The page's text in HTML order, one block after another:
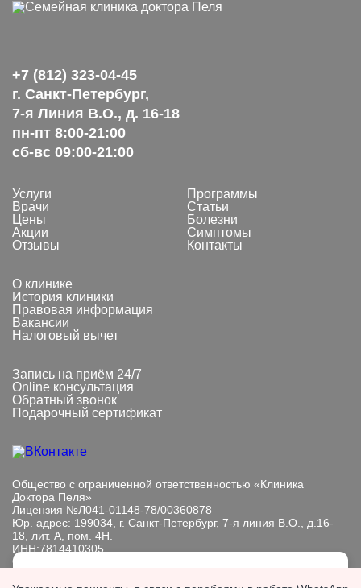
+7 (812) 323-04-45
г. Санкт-Петербург,
7-я Линия В.О., д. 16-18
пн-пт 8:00-21:00
сб-вс 09:00-21:00
Услуги
Врачи
Цены
Акции
Отзывы
Программы
Статьи
Болезни
Симптомы
Контакты
О клинике
История клиники
Правовая информация
Вакансии
Налоговый вычет
Запись на приём 24/7
Online консультация
Обратный звонок
Подарочный сертификат
Общество с ограниченной ответственностью «Клиника
Доктора Пеля»
Лицензия №Л041-01148-78/00360878
Юр. адрес: 199034, г. Санкт-Петербург, 7-я линия В.О., д.16-
18, лит. А, пом. 4Н.
ИНН:7814410305
ОГРН: 1089847233101